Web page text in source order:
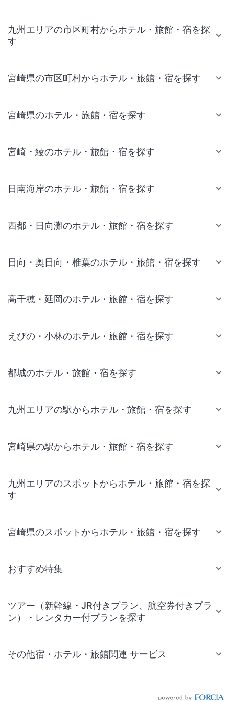
九州エリアの市区町村からホテル・旅館・宿を探
す
宮崎県の市区町村からホテル・旅館・宿を探す
宮崎県のホテル・旅館・宿を探す
宮崎・綾のホテル・旅館・宿を探す
日南海岸のホテル・旅館・宿を探す
西都・日向灘のホテル・旅館・宿を探す
日向・奥日向・椎葉のホテル・旅館・宿を探す
高千穂・延岡のホテル・旅館・宿を探す
えびの・小林のホテル・旅館・宿を探す
都城のホテル・旅館・宿を探す
九州エリアの駅からホテル・旅館・宿を探す
宮崎県の駅からホテル・旅館・宿を探す
九州エリアのスポットからホテル・旅館・宿を探
す
宮崎県のスポットからホテル・旅館・宿を探す
おすすめ特集
ツアー（新幹線・JR付きプラン、航空券付きプラ
ン）・レンタカー付プランを探す
その他宿・ホテル・旅館関連 サービス